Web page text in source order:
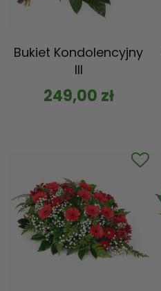
Bukiet Kondolencyjny
III
249,00 zł